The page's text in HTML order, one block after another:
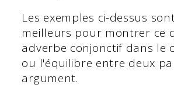
Les exemples ci-dessus
meilleurs pour montrer ce
adverbe conjonctif dans le
ou l'équilibre entre deux
argument.